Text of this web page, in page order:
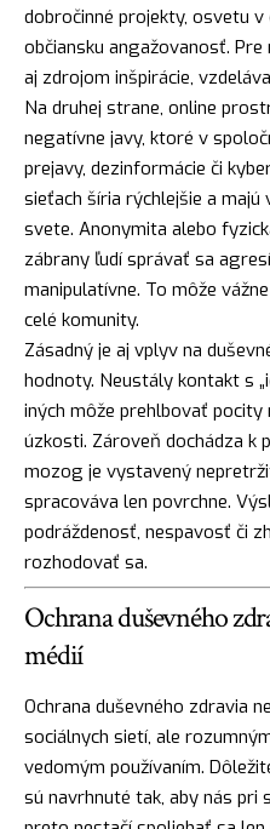
dobročinné projekty, osvetu
občiansku angažovanosť.
aj zdrojom inšpirácie,
Na druhej strane, online
negatívne javy, ktoré v
prejavy, dezinformácie či
sieťach šíria rýchlejšie a majú
svete. Anonymita alebo
zábrany ľudí správať sa
manipulatívne. To môže
celé komunity.
Zásadný je aj vplyv na
hodnoty. Neustály kontakt s
iných môže prehlbovať
úzkosti. Zároveň dochádza k
mozog je vystavený
spracováva len povrchne.
podráždenosť, nespavosť či
rozhodovať sa.
Ochrana duševného
médií
Ochrana duševného zdravia
sociálnych sietí, ale
vedomým používaním.
sú navrhnuté tak, aby nás pri